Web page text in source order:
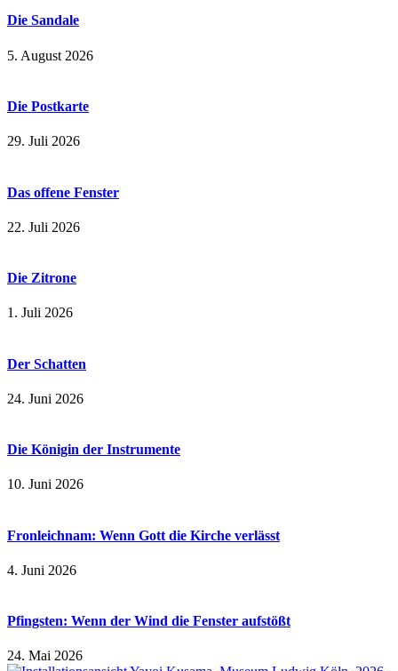
Die Sandale
5. August 2026
Die Postkarte
29. Juli 2026
Das offene Fenster
22. Juli 2026
Die Zitrone
1. Juli 2026
Der Schatten
24. Juni 2026
Die Königin der Instrumente
10. Juni 2026
Fronleichnam: Wenn Gott die Kirche verlässt
4. Juni 2026
Pfingsten: Wenn der Wind die Fenster aufstößt
24. Mai 2026